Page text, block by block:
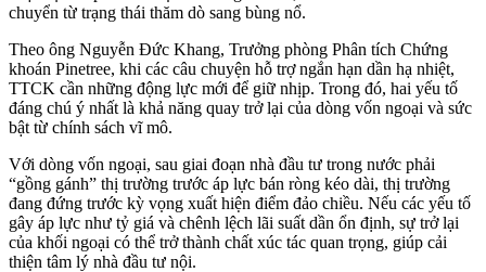
chuyển từ trạng thái thăm dò sang bùng nổ.
Theo ông Nguyễn Đức Khang, Trưởng phòng Phân tích Chứng
khoán Pinetree, khi các câu chuyện hỗ trợ ngắn hạn dần hạ nhiệt,
TTCK cần những động lực mới để giữ nhịp. Trong đó, hai yếu tố
đáng chú ý nhất là khả năng quay trở lại của dòng vốn ngoại và sức
bật từ chính sách vĩ mô.
Với dòng vốn ngoại, sau giai đoạn nhà đầu tư trong nước phải
“gồng gánh” thị trường trước áp lực bán ròng kéo dài, thị trường
đang đứng trước kỳ vọng xuất hiện điểm đảo chiều. Nếu các yếu tố
gây áp lực như tỷ giá và chênh lệch lãi suất dần ổn định, sự trở lại
của khối ngoại có thể trở thành chất xúc tác quan trọng, giúp cải
thiện tâm lý nhà đầu tư nội.